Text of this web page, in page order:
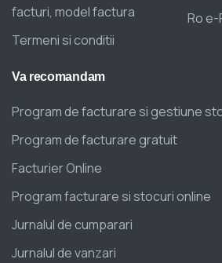
facturi, model factura
Termeni si conditii
Ro
Va recomandam
Program de facturare si gestiune
Program de facturare gratuit
Facturier Online
Program facturare si stocuri online
Jurnalul de cumparari
Jurnalul de vanzari